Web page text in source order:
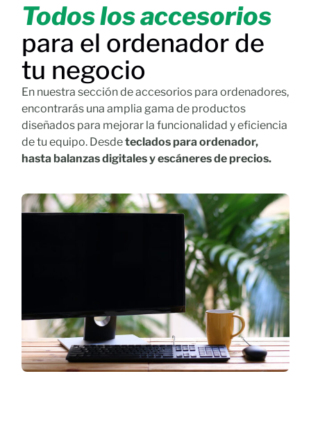
Todos los accesorios
para el ordenador de
tu negocio
En nuestra sección de accesorios para ordenadores,
encontrarás una amplia gama de productos
diseñados para mejorar la funcionalidad y eficiencia
de tu equipo. Desdeteclados para ordenador,
hasta balanzas digitales y escáneres de precios.